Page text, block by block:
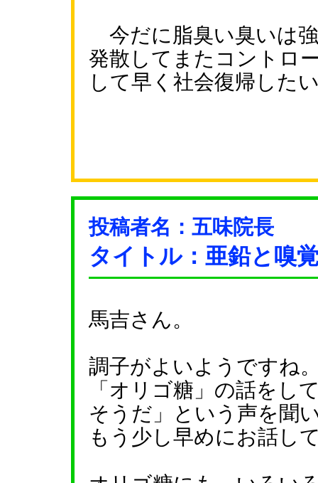
今だに脂臭い臭いは
発散してまたコントロ
して早く社会復帰した
投稿者名：五味院長
タイトル：亜鉛と嗅
馬吉さん。
調子がよいようですね
「オリゴ糖」の話をし
そうだ」という声を聞
もう少し早めにお話し